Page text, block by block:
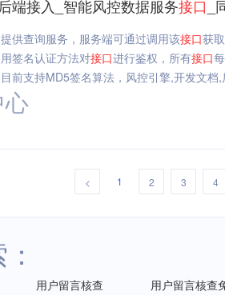
端接入_智能风控数据服务接口
供查询服务，服务端可通过调用该接口获
签名认证方法对接口进行鉴权，所有接口
前支持MD5签名算法，风控引擎,开发文档
< 1 2 3 4
用户留言核查
用户留言核查